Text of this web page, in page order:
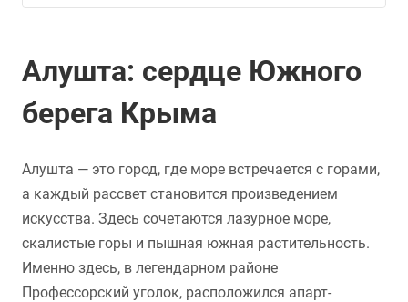
Алушта: сердце Южного
берега Крыма
Алушта — это город, где море встречается с горами,
а каждый рассвет становится произведением
искусства. Здесь сочетаются лазурное море,
скалистые горы и пышная южная растительность.
Именно здесь, в легендарном районе
Профессорский уголок, расположился апарт-